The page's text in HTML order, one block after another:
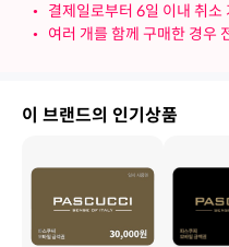
•
결제일로부터 6일 이내 취소
•
여러 개를 함께 구매한 경우
이 브랜드의 인기상품